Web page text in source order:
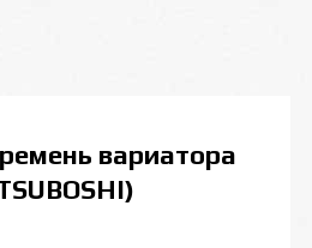
ремень вариатора